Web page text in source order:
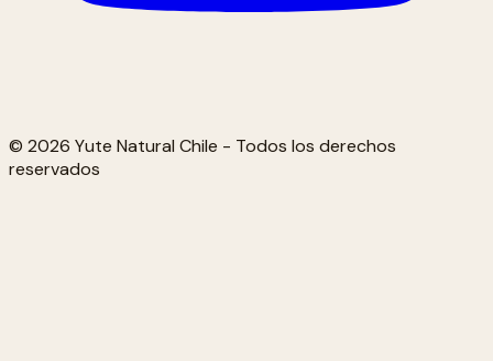
© 2026 Yute Natural Chile - Todos los derechos
reservados